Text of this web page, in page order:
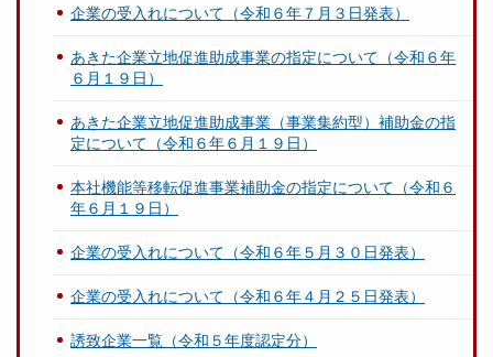
企業の受入れについて（令和６年７月３日発表）
あきた企業立地促進助成事業の指定について（令和６年
６月１９日）
あきた企業立地促進助成事業（事業集約型）補助金の指
定について（令和６年６月１９日）
本社機能等移転促進事業補助金の指定について（令和６
年６月１９日）
企業の受入れについて（令和６年５月３０日発表）
企業の受入れについて（令和６年４月２５日発表）
誘致企業一覧（令和５年度認定分）